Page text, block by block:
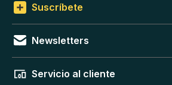
Suscríbete
Newsletters
Servicio al cliente